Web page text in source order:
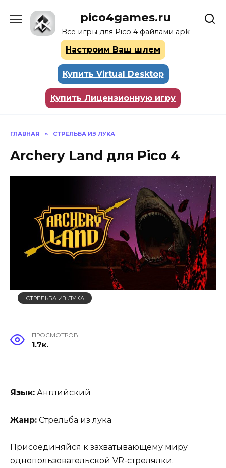
содержанию
pico4games.ru
Все игры для Pico 4 файлами apk
Настроим Ваш шлем
Купить Virtual Desktop
Купить Лицензионную игру
ГЛАВНАЯ » СТРЕЛЬБА ИЗ ЛУКА
Archery Land для Pico 4
СТРЕЛЬБА ИЗ ЛУКА
ПРОСМОТРОВ
1.7к.
Язык: Английский
Жанр: Стрельба из лука
Присоединяйся к захватывающему миру
однопользовательской VR-стрелялки.